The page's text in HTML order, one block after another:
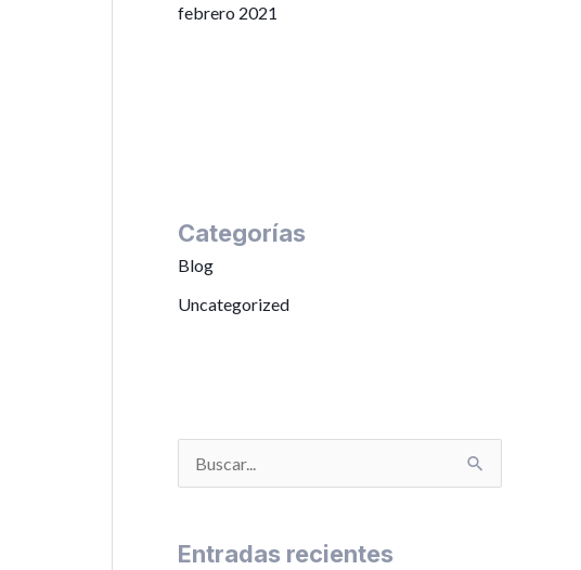
febrero 2021
Categorías
Blog
Uncategorized
Entradas recientes